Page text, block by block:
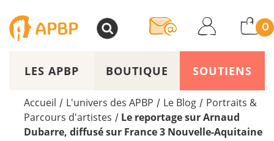
0
LES APBP BOUTIQUE SOUTIENS
Accueil / L'univers des APBP / Le Blog / Portraits &
Parcours d'artistes / Le reportage sur Arnaud
Dubarre, diffusé sur France 3 Nouvelle-Aquitaine